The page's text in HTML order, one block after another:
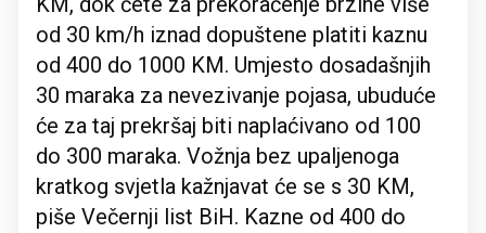
od 30 km/h iznad dopuštene platiti kaznu
od 400 do 1000 KM. Umjesto dosadašnjih
30 maraka za nevezivanje pojasa, ubuduće
će za taj prekršaj biti naplaćivano od 100
do 300 maraka. Vožnja bez upaljenoga
kratkog svjetla kažnjavat će se s 30 KM,
piše Večernji list BiH. Kazne od 400 do